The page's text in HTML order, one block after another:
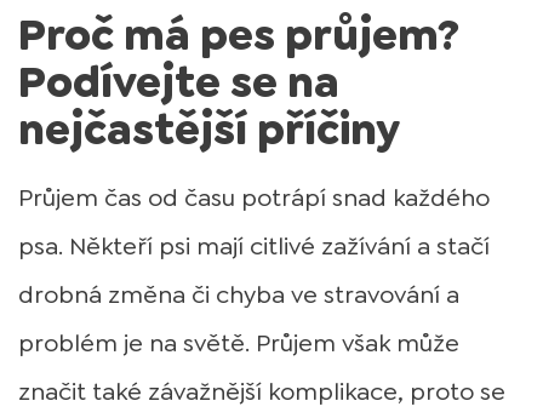
Proč má pes průjem?
Podívejte se na
nejčastější příčiny
Průjem čas od času potrápí snad každého
psa. Někteří psi mají citlivé zažívání a stačí
drobná změna či chyba ve stravování a
problém je na světě. Průjem však může
značit také závažnější komplikace, proto se